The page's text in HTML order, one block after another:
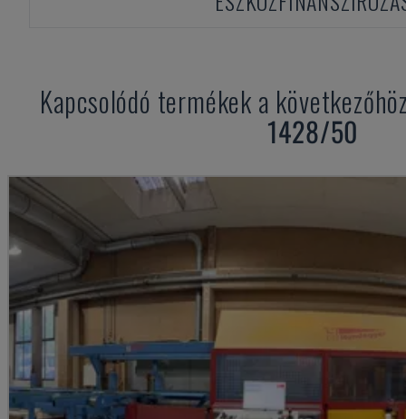
Kapcsolódó termékek a
1428/50